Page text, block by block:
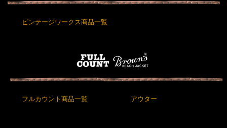
ビンテージワークス商品一覧
フルカウント商品一覧 アウター